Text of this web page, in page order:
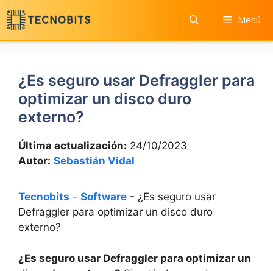
Saltar
al
contenido
Menú
¿Es seguro usar Defraggler para
optimizar un disco duro
externo?
Última actualización: 24/10/2023
Autor: Sebastián Vidal
Tecnobits - Software - ¿Es seguro usar
Defraggler para optimizar un disco duro
externo?
¿Es seguro usar Defraggler para optimizar un